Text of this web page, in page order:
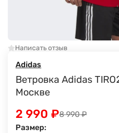
Написать отзыв
Adidas
Ветровка Adidas
Москве
8 990₽
2 990 ₽
Размер: